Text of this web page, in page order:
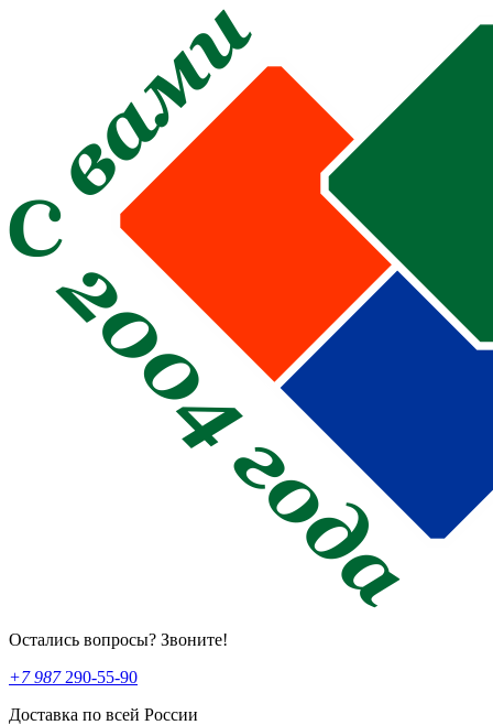
Остались вопросы? Звоните!
+7 987290-55-90
Доставка по всей России